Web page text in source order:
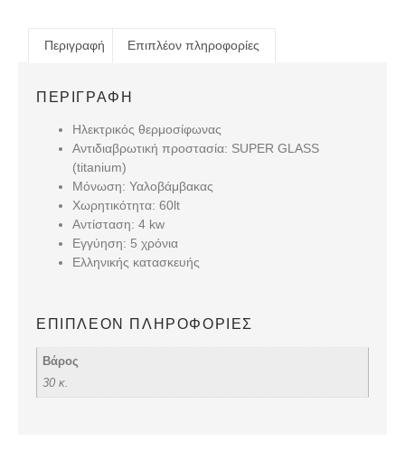
Περιγραφή Επιπλέον πληροφορίες
ΠΕΡΙΓΡΑΦΉ
Ηλεκτρικός θερμοσίφωνας
Αντιδιαβρωτική προστασία: SUPER GLASS
(titanium)
Μόνωση: Υαλοβάμβακας
Χωρητικότητα: 60lt
Αντίσταση: 4 kw
Εγγύηση: 5 χρόνια
Ελληνικής κατασκευής
ΕΠΙΠΛΈΟΝ ΠΛΗΡΟΦΟΡΊΕΣ
Βάρος
30 κ.